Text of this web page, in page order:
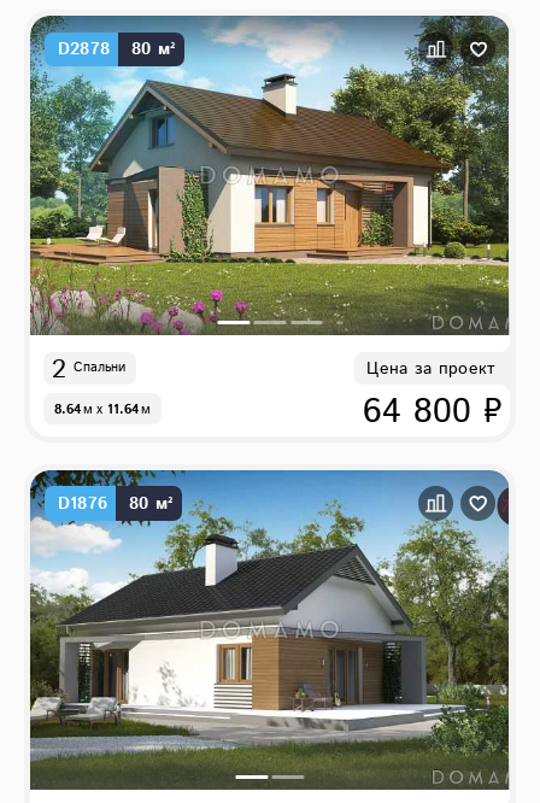
D2878 80 м²
2 Спальни
8.64м x 11.64м
Цена за проект
64 800 ₽
D1876 80 м²